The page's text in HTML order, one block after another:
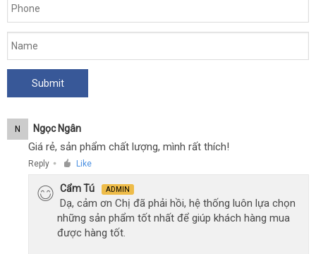
N Ngọc Ngân
Giá rẻ, sản phẩm chất lượng, mình rất thích!
Reply ● Like
Cẩm Tú ADMIN
Dạ, cảm ơn Chị đã phải hồi, hệ thống luôn lựa chọn
những sản phẩm tốt nhất để giúp khách hàng mua
được hàng tốt.